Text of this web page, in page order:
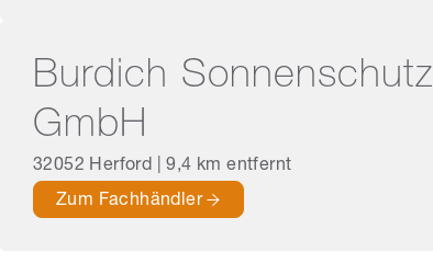
Burdich Sonnenschutz
GmbH
32052 Herford | 9,4 km entfernt
Zum Fachhändler